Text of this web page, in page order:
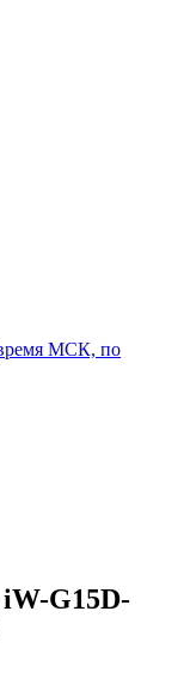
МСК, по
G15D-